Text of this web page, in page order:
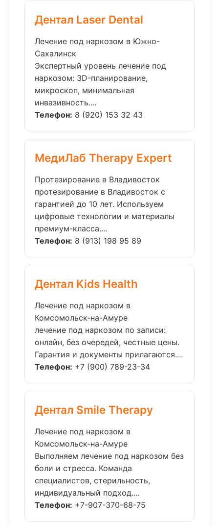
Дентал Laser Dental
Лечение под наркозом в Южно-
Сахалинск
Экспертный уровень лечение под
наркозом: 3D-планирование,
микроскоп, минимальная
инвазивность....
Телефон: 8 (920) 153 32 43
МедиЛаб Therapy Expert
Протезирование в Владивосток
протезирование в Владивосток с
гарантией до 10 лет. Используем
цифровые технологии и материалы
премиум-класса....
Телефон: 8 (913) 198 95 89
Дентал Kids Health
Лечение под наркозом в
Комсомольск-на-Амуре
лечение под наркозом по записи:
онлайн, без очередей, честные цены.
Гарантия и документы прилагаются....
Телефон: +7 (900) 789-23-34
Дентал Smile Therapy
Лечение под наркозом в
Комсомольск-на-Амуре
Выполняем лечение под наркозом без
боли и стресса. Команда
специалистов, стерильность,
индивидуальный подход....
Телефон: +7-907-370-68-75